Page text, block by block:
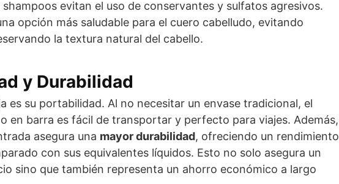
shampoos evitan el uso de conservantes y sulfatos agresivos.
opción más saludable para el cuero cabelludo, evitando
la textura natural del cabello.
y Durabilidad
es su portabilidad. Al no necesitar un envase tradicional, el
en barra es fácil de transportar y perfecto para viajes. Además,
asegura una mayor durabilidad, ofreciendo un rendimiento
con sus equivalentes líquidos. Esto no solo asegura un
sino que también representa un ahorro económico a largo